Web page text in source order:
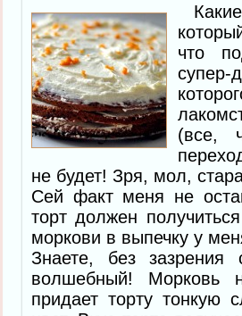
Какие
что
супер-
(все,
не будет! Зря, мол,
Сей факт меня не
торт должен
моркови в выпечку у
Знаете, без зазрения
волшебный! Морковь
придает торту тонкую